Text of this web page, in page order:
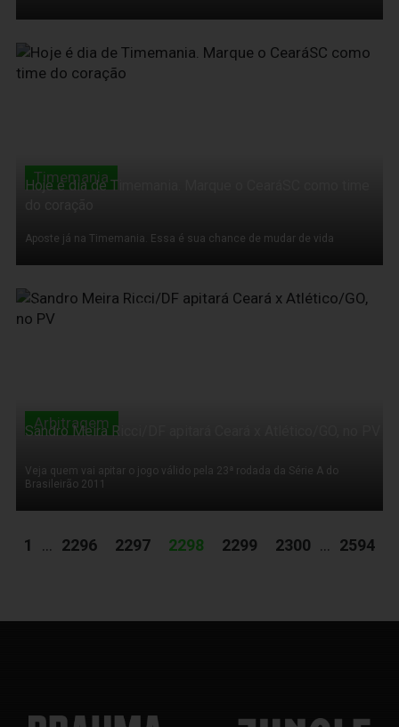
08 de Setembro de 2011
Timemania
Hoje é dia de Timemania. Marque o CearáSC como time
Aposte já na Timemania. Essa é sua chance de mudar de vida
08 de Setembro de 2011
Arbitragem
Sandro Meira Ricci/DF apitará Ceará x Atlético/GO, no PV
Veja quem vai apitar o jogo válido pela 23ª rodada da Série A do
Brasileirão 2011
1 ... 2296 2297 2298 2299 2300 ... 2594